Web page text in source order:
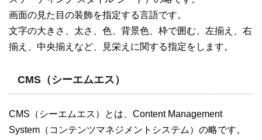
画面の見た目の装飾を指定する言語です。
文字の大きさ、太さ、色、背景色、枠で囲む、左揃え、右
揃え、中央揃えなど、見栄えに関する指定をします。
CMS（シーエムエス）
CMS（シーエムエス）とは、Content Management
System（コンテンツマネジメントシステム）の略です。